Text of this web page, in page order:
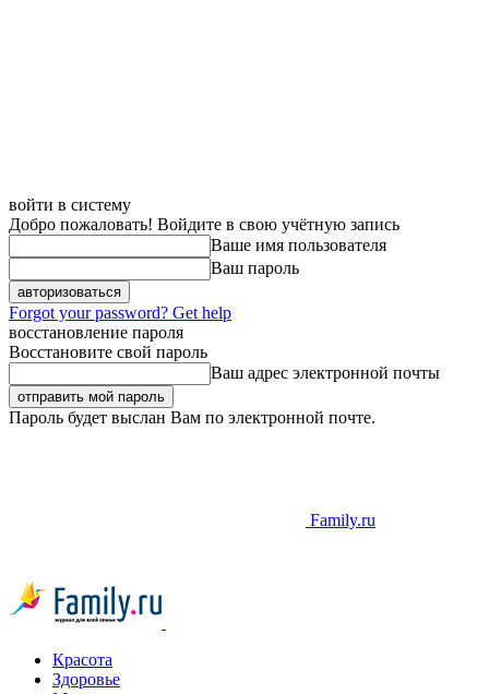
войти в систему
Добро пожаловать! Войдите в свою учётную запись
Ваше имя пользователя
Ваш пароль
Forgot your password? Get help
восстановление пароля
Восстановите свой пароль
Ваш адрес электронной почты
Пароль будет выслан Вам по электронной почте.
Family.ru
Красота
Здоровье